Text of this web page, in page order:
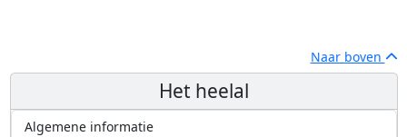
Naar boven
Het heelal
Algemene informatie